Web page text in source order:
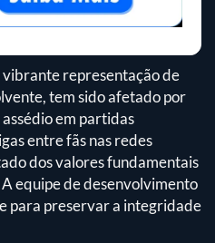
vibrante representação de
tem sido afetado por
em partidas
entre fãs nas redes
dos valores fundamentais
equipe de desenvolvimento
para preservar a integridade